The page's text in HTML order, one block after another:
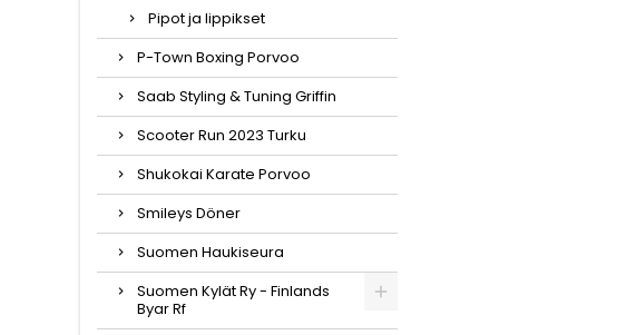
Pipot ja lippikset
P-Town Boxing Porvoo
Saab Styling & Tuning Griffin
Scooter Run 2023 Turku
Shukokai Karate Porvoo
Smileys Döner
Suomen Haukiseura
Suomen Kylät Ry - Finlands
Byar Rf